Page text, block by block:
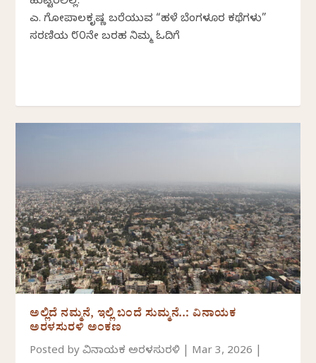
ಎಚ್. ಗೋಪಾಲಕೃಷ್ಣ ಬರೆಯುವ “ಹಳೆ ಬೆಂಗಳೂರ ಕಥೆಗಳು”
ಸರಣಿಯ ೮೦ನೇ ಬರಹ ನಿಮ್ಮ ಓದಿಗೆ
ಅಲ್ಲಿದೆ ನಮ್ಮನೆ, ಇಲ್ಲಿ ಬಂದೆ ಸುಮ್ಮನೆ..: ವಿನಾಯಕ
ಅರಳಸುರಳಿ ಅಂಕಣ
Posted byವಿನಾಯಕ ಅರಳಸುರಳಿ Mar 3, 2026